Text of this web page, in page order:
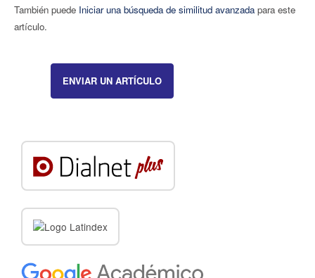
También puede Iniciar una búsqueda de similitud avanzadapara este
artículo.
ENVIAR UN ARTÍCULO